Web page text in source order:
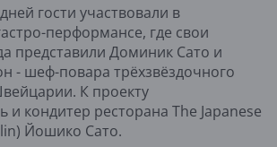
гости участвовали в
перформансе, где свои
представили Доминик Сато и
- шеф-повара трёхзвёздочного
К проекту
и кондитер ресторана The Japanese
Йошико Сато.